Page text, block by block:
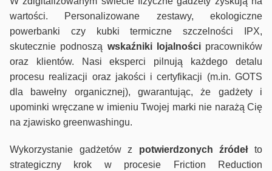
wartości. Personalizowane zestawy, ekologiczne
powerbanki czy kubki termiczne szczelności IPX,
skutecznie podnoszą wskaźniki lojalnościpracowników
oraz klientów. Nasi eksperci pilnują każdego detalu
procesu realizacji oraz jakości i certyfikacji (m.in. GOTS
dla bawełny organicznej), gwarantując, że gadżety i
upominki wręczane w imieniu Twojej marki nie narażą Cię
na zjawisko greenwashingu.
Wykorzystanie gadżetów z potwierdzonych źródełto
strategiczny krok w procesie Friction Reduction